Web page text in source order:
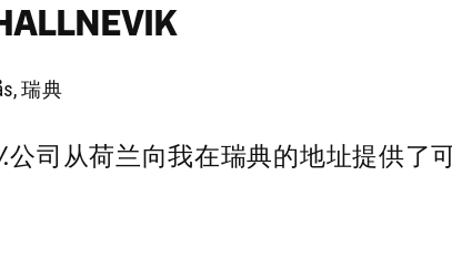
瑞典
公司从荷兰向我在瑞典的地址提供